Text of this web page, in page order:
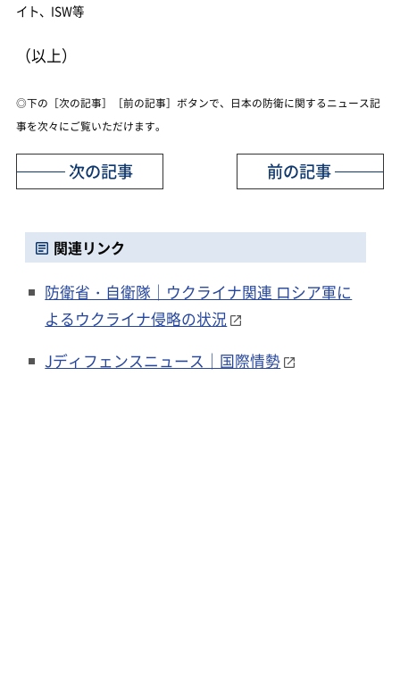
イト、ISW等
（以上）
◎下の［次の記事］［前の記事］ボタンで、日本の防衛に関するニュース記
事を次々にご覧いただけます。
前の記事
次の記事
関連リンク
防衛省・自衛隊｜ウクライナ関連 ロシア軍に
よるウクライナ侵略の状況
Jディフェンスニュース｜国際情勢